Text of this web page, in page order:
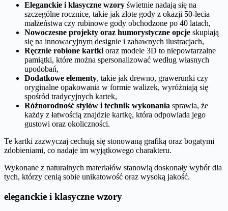
Eleganckie i klasyczne wzory świetnie nadają się na
szczególne rocznice, takie jak złote gody z okazji 50-lecia
małżeństwa czy rubinowe gody obchodzone po 40 latach,
Nowoczesne projekty oraz humorystyczne opcje skupiają
się na innowacyjnym designie i zabawnych ilustracjach,
Ręcznie robione kartkioraz modele 3D to niepowtarzalne
pamiątki, które można spersonalizować według własnych
upodobań,
Dodatkowe elementy, takie jak drewno, grawerunki czy
oryginalne opakowania w formie walizek, wyróżniają się
spośród tradycyjnych kartek,
Różnorodność stylów i technik wykonania sprawia, że
każdy z łatwością znajdzie kartkę, która odpowiada jego
gustowi oraz okoliczności.
Te kartki zazwyczaj cechują się stonowaną grafiką oraz bogatymi
zdobieniami, co nadaje im wyjątkowego charakteru.
Wykonane z naturalnych materiałów stanowią doskonały wybór dla
tych, którzy cenią sobie unikatowość oraz wysoką jakość.
eleganckie i klasyczne wzory